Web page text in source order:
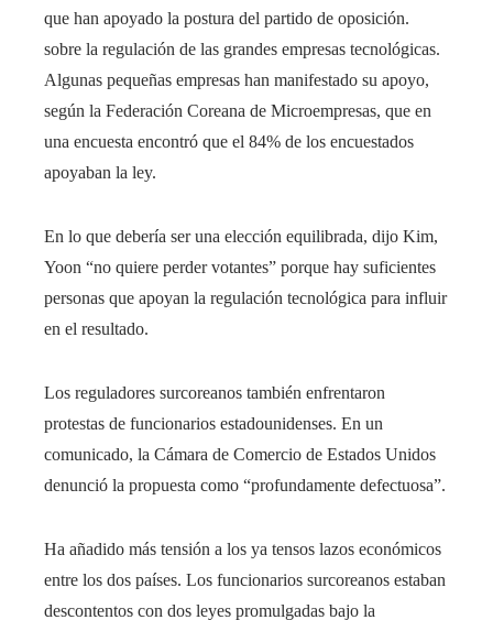
que han apoyado la postura del partido de oposición.
sobre la regulación de las grandes empresas tecnológicas.
Algunas pequeñas empresas han manifestado su apoyo,
según la Federación Coreana de Microempresas, que en
una encuesta encontró que el 84% de los encuestados
apoyaban la ley.
En lo que debería ser una elección equilibrada, dijo Kim,
Yoon “no quiere perder votantes” porque hay suficientes
personas que apoyan la regulación tecnológica para influir
en el resultado.
Los reguladores surcoreanos también enfrentaron
protestas de funcionarios estadounidenses. En un
comunicado, la Cámara de Comercio de Estados Unidos
denunció la propuesta como “profundamente defectuosa”.
Ha añadido más tensión a los ya tensos lazos económicos
entre los dos países. Los funcionarios surcoreanos estaban
descontentos con dos leyes promulgadas bajo la